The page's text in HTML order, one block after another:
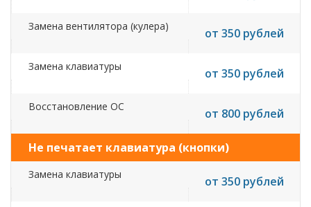
Замена вентилятора (кулера) от 350 рублей
Замена клавиатуры от 350 рублей
Восстановление ОС от 800 рублей
Не печатает клавиатура (кнопки)
Замена клавиатуры от 350 рублей